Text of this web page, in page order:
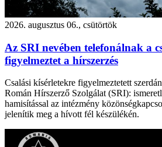
2026. augusztus 06., csütörtök
Az SRI nevében telefonálnak a
figyelmeztet a hírszerzés
Csalási kísérletekre figyelmeztetett
Román Hírszerző Szolgálat (SRI):
hamisítással az intézmény
jelenítik meg a hívott fél készülékén.